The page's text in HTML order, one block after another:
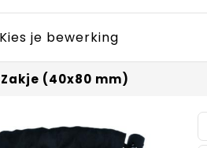
je bewerking
Zakje (40x80 mm)